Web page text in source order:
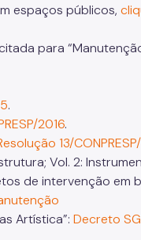
espaços públicos,
para
.
2016.
13/
Vol. 2:
de intervenção em
Artística”: Decreto